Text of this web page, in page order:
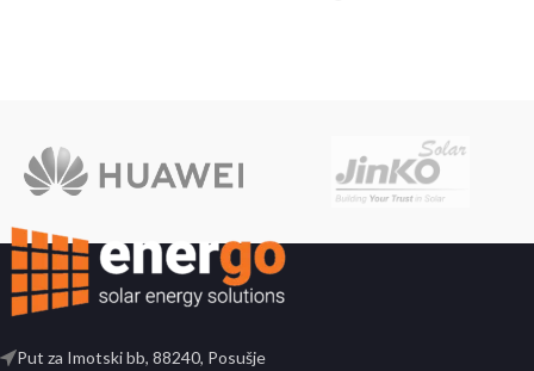
Put za Imotski bb, 88240, Posušje